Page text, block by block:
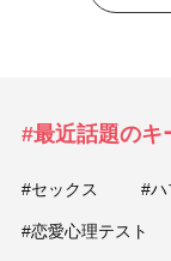
#最近話題のキ
#セックス #ハ
#恋愛心理テスト